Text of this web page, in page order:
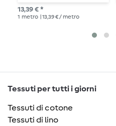
alla lavanda
13,39 € *
1 metro | 13,39 € / metro
Tessuti per tutti i giorni
Tessuti di cotone
Tessuti di lino